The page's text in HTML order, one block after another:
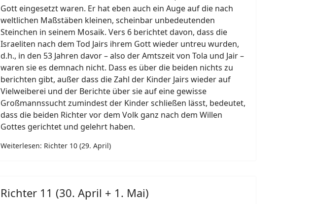
Gott eingesetzt waren. Er hat eben auch ein Auge auf die nach
weltlichen Maßstäben kleinen, scheinbar unbedeutenden
Steinchen in seinem Mosaik. Vers 6 berichtet davon, dass die
Israeliten nach dem Tod Jairs ihrem Gott wieder untreu wurden,
d.h., in den 53 Jahren davor – also der Amtszeit von Tola und Jair –
waren sie es demnach nicht. Dass es über die beiden nichts zu
berichten gibt, außer dass die Zahl der Kinder Jairs wieder auf
Vielweiberei und der Berichte über sie auf eine gewisse
Großmannssucht zumindest der Kinder schließen lässt, bedeutet,
dass die beiden Richter vor dem Volk ganz nach dem Willen
Gottes gerichtet und gelehrt haben.
Weiterlesen: Richter 10 (29. April)
Richter 11 (30. April + 1. Mai)